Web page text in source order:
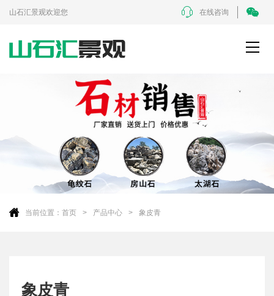
山石汇景观欢迎您 在线咨询
当前位置： 首页 产品中心 象皮青
象皮青